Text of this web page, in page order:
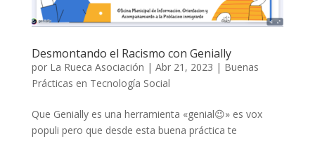
Desmontando el Racismo con Genially
por La Rueca Asociación | Abr 21, 2023 | Buenas
Prácticas en Tecnología Social
Que Genially es una herramienta «genial😉» es vox
populi pero que desde esta buena práctica te